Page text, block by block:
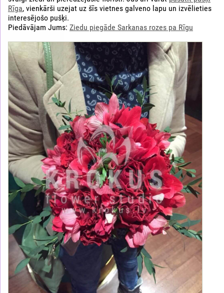
Rīga, vienkārši uzejat uz šīs vietnes galveno lapu un izvēlieties
interesējošo pušķi.
Piedāvājam Jums: Ziedu piegāde Sarkanas rozes pa Rīgu